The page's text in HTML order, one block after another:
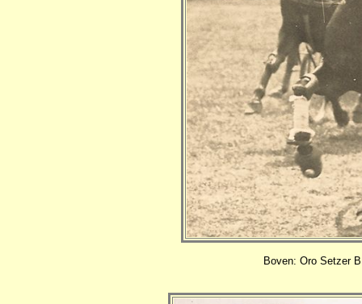
Boven: Oro Setzer